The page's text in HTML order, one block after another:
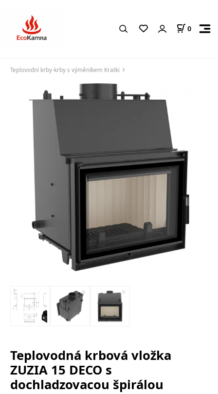
0
Teplovodní krby-krby s výměníkem Kratki
Teplovodná krbová vložka
ZUZIA 15 DECO s
dochladzovacou špirálou